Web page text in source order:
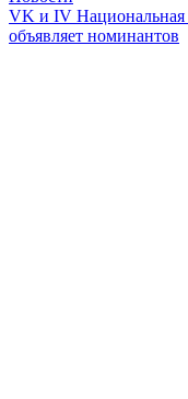
VK и IV Национальная
объявляет номинантов